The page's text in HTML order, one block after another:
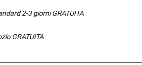
2-3 giorni GRATUITA
GRATUITA